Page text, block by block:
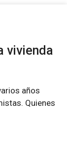
vivienda
años
Quienes